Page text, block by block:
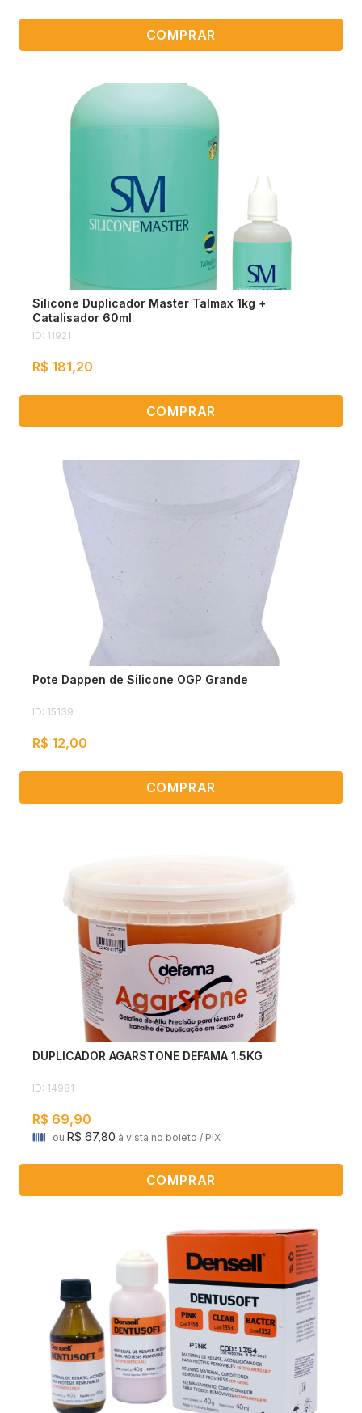
COMPRAR
Silicone Duplicador Master Talmax 1kg +
Catalisador 60ml
ID: 11921
R$ 181,20
COMPRAR
Pote Dappen de Silicone OGP Grande
ID: 15139
R$ 12,00
COMPRAR
DUPLICADOR AGARSTONE DEFAMA 1.5KG
ID: 14981
R$ 69,90
ou R$ 67,80 à vista no boleto / PIX
COMPRAR